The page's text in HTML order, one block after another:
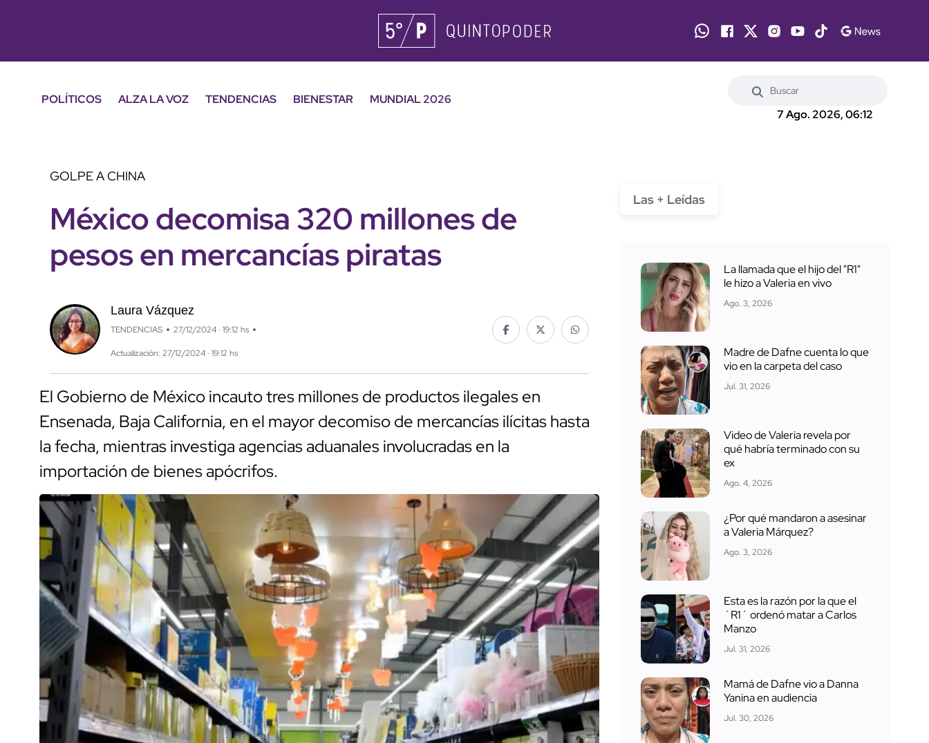
POLÍTICOS ALZA LA VOZ TENDENCIAS BIENESTAR
MUNDIAL 2026
7 Ago. 2026, 06:12
GOLPE A CHINA
México decomisa 320 millones de
pesos en mercancías piratas
Laura Vázquez
TENDENCIAS 27/12/2024 · 19:12 hs
Actualización: 27/12/2024 · 19:12 hs
El Gobierno de México incauto tres millones de productos ilegales en
Ensenada, Baja California, en el mayor decomiso de mercancías ilícitas hasta
la fecha, mientras investiga agencias aduanales involucradas en la
importación de bienes apócrifos.
Las + Leídas
La llamada que el hijo del "R1"
le hizo a Valeria en vivo
Ago. 3, 2026
Madre de Dafne cuenta lo que
vio en la carpeta del caso
Jul. 31, 2026
Video de Valeria revela por
qué habría terminado con su
ex
Ago. 4, 2026
¿Por qué mandaron a asesinar
a Valeria Márquez?
Ago. 3, 2026
Esta es la razón por la que el
´R1´ ordenó matar a Carlos
Manzo
Jul. 31, 2026
Mamá de Dafne vio a Danna
Yanina en audiencia
Jul. 30, 2026